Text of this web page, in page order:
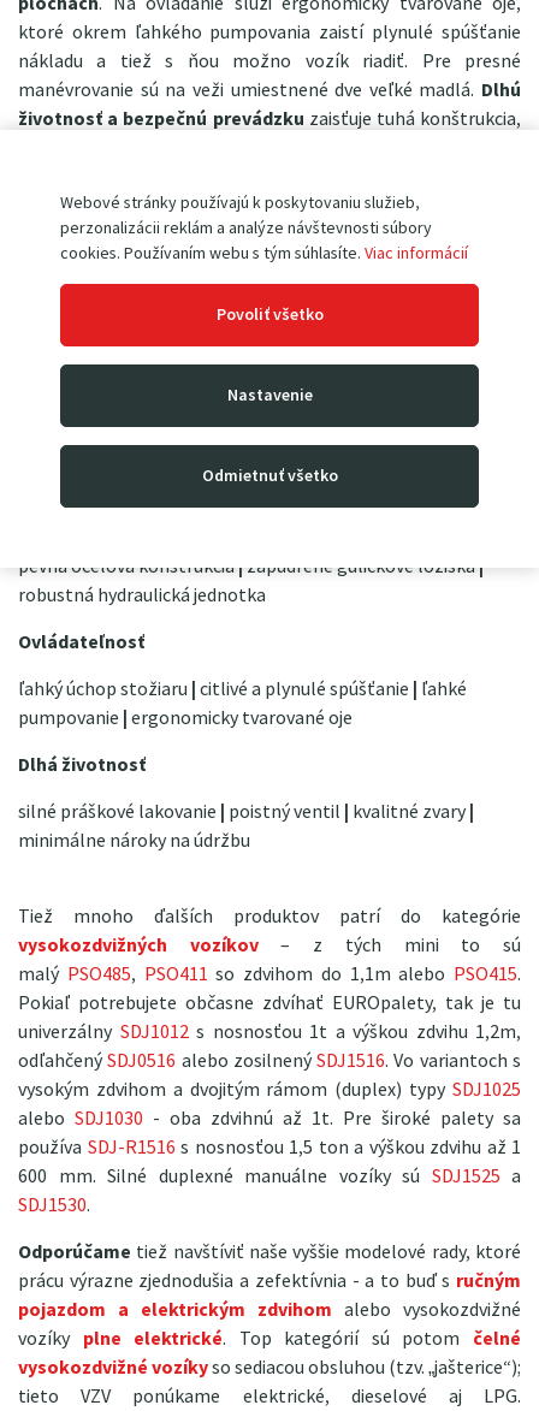
Webové stránky používajú k poskytovaniu služieb,
perzonalizácii reklám a analýze návštevnosti súbory
cookies. Používaním webu s tým súhlasíte. Viac informácií
Povoliť všetko
Nastavenie
Odmietnuť všetko
ktoré okrem ľahkého pumpovania zaistí plynulé spúšťanie
nákladu a tiež s ňou možno vozík riadiť. Pre presné
manévrovanie sú na veži umiestnené dve veľké madlá. Dlhú
životnosť a bezpečnú prevádzku zaisťuje tuhá konštrukcia,
hydraulická jednotka.
Hlavná charakteristika:
max. výška zdvihu 1 600 mm
konštrukčná výška 1 980 mm
vlastná hmotnosť 220 kg
pevná oceľová konštrukcia|zapúdrené guličkové ložiská|
robustná hydraulická jednotka
Ovládateľnosť
ľahký úchop stožiaru |citlivé a plynulé spúšťanie | ľahké
pumpovanie |ergonomicky tvarované oje
Dlhá životnosť
silné práškové lakovanie | poistný ventil | kvalitné zvary|
minimálne nároky na údržbu
Tiež mnoho ďalších produktov patrí do kategórie
vysokozdvižných vozíkov– z tých mini to sú
malý PSO485, PSO411 so zdvihom do 1,1m alebo PSO415.
Pokiaľ potrebujete občasne zdvíhať EUROpalety, tak je tu
univerzálny SDJ1012s nosnosťou 1t a výškou zdvihu 1,2m,
odľahčenýSDJ0516 alebo zosilnenýSDJ1516. Vo variantoch s
vysokým zdvihom a dvojitým rámom (duplex) typy SDJ1025
alebo SDJ1030 - oba zdvihnú až 1t. Pre široké palety sa
používa SDJ-R1516 s nosnosťou 1,5 ton a výškou zdvihu až 1
600 mm. Silné duplexné manuálne vozíky sú SDJ1525 a
SDJ1530.
Odporúčame tiež navštíviť naše vyššie modelové rady, ktoré
prácu výrazne zjednodušia a zefektívnia - a to buď s ručným
pojazdom a elektrickým zdvihom alebo vysokozdvižné
vozíky plne elektrické. Top kategórií sú potom čelné
vysokozdvižné vozíkyso sediacou obsluhou (tzv. „jašterice“);
tieto VZV ponúkame elektrické, dieselové aj LPG.